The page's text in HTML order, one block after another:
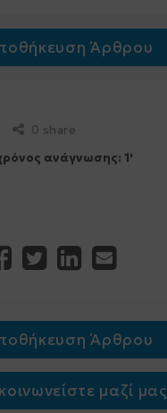
Άρθρου
0 share
ανάγνωσης: 1'
Άρθρου
μαζί μας